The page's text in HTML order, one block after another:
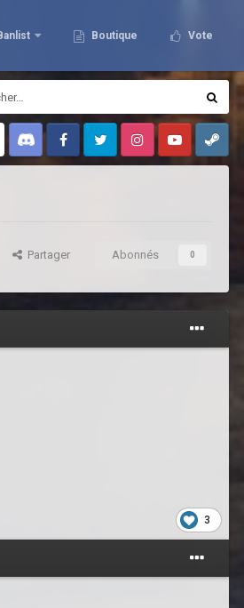
Boutique Vote
Discord FacebookTwitter InstagramYoutubeSteam
Partager Abonnés 0
3